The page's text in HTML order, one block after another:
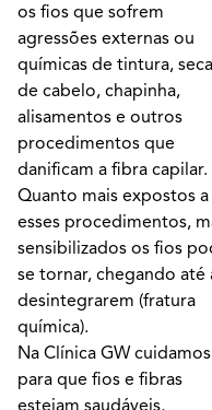
os fios que sofrem
agressões externas ou
químicas de tintura,
de cabelo, chapinha,
alisamentos e outros
procedimentos que
danificam a fibra capilar.
Quanto mais expostos a
esses procedimentos,
sensibilizados os fios
se tornar, chegando até
desintegrarem (fratura
química).
Na Clínica GW cuidamos
para que fios e fibras